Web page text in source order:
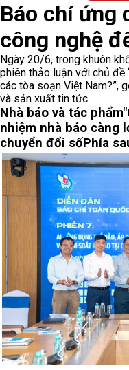
Báo chí ứng
công nghệ
Ngày 20/6, trong khuôn
phiên thảo luận với chủ đề
các tòa soạn Việt Nam?”,
và sản xuất tin tức.
Nhà báo và tác phẩm
nhiệm nhà báo càng
chuyển đổi sốPhía